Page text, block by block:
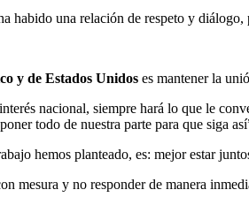
habido una relación de respeto y
y de Estados Unidos es mantener la
nacional, siempre hará lo que le
todo de nuestra parte para que siga
hemos planteado, es: mejor estar
mesura y no responder de manera